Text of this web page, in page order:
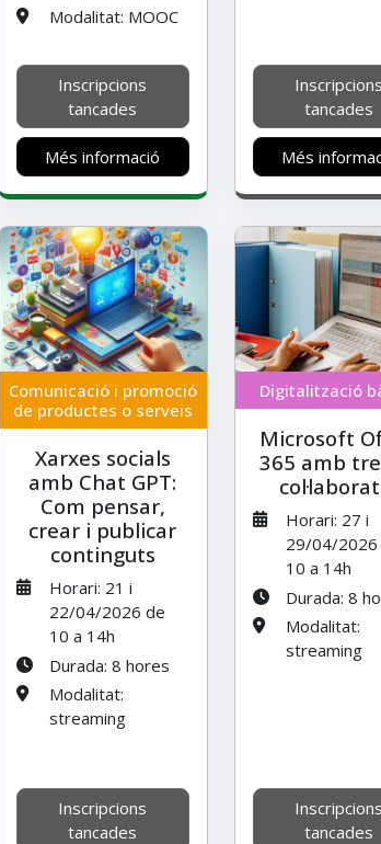
Modalitat: MOOC
Inscripcions
tancades
Més informació
Inscripcions
tancades
Més
Comunicació i promoció
de productes o serveis
Xarxes socials
amb Chat GPT:
Com pensar,
crear i publicar
continguts
Horari: 21 i
22/04/2026 de
10 a 14h
Durada: 8 hores
Modalitat:
streaming
Inscripcions
tancades
Digitalització
Microsoft
365 amb
Horari: 27 i
29/04/2026
10 a 14h
Durada: 8
Modalitat:
streaming
Inscripcions
tancades